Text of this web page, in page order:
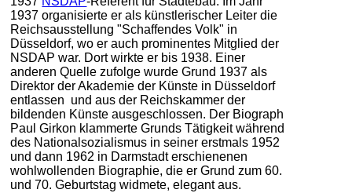
1937 organisierte er als künstlerischer Leiter die
Reichsausstellung "Schaffendes Volk" in
Düsseldorf, wo er auch prominentes Mitglied der
NSDAP war. Dort wirkte er bis 1938. Einer
anderen Quelle zufolge wurde Grund 1937 als
Direktor der Akademie der Künste in Düsseldorf
entlassen und aus der Reichskammer der
bildenden Künste ausgeschlossen. Der Biograph
Paul Girkon klammerte Grunds Tätigkeit während
des Nationalsozialismus in seiner erstmals 1952
und dann 1962 in Darmstadt erschienenen
wohlwollenden Biographie, die er Grund zum 60.
und 70. Geburtstag widmete, elegant aus.